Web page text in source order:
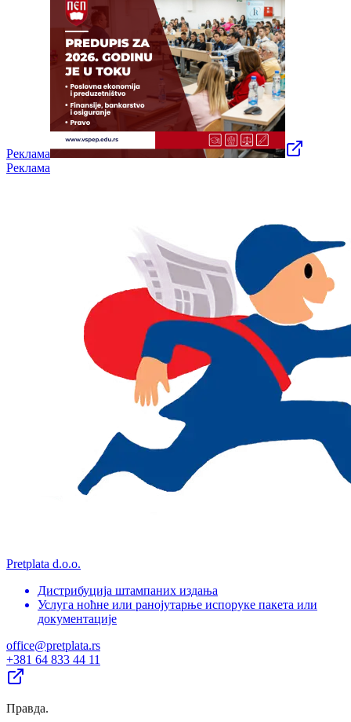
Реклама
Реклама
Pretplata d.o.o.
Дистрибуција штампаних издања
Услуга ноћне или ранојутарње испоруке пакета или
документације
office@pretplata.rs
+381 64 833 44 11
Правда.